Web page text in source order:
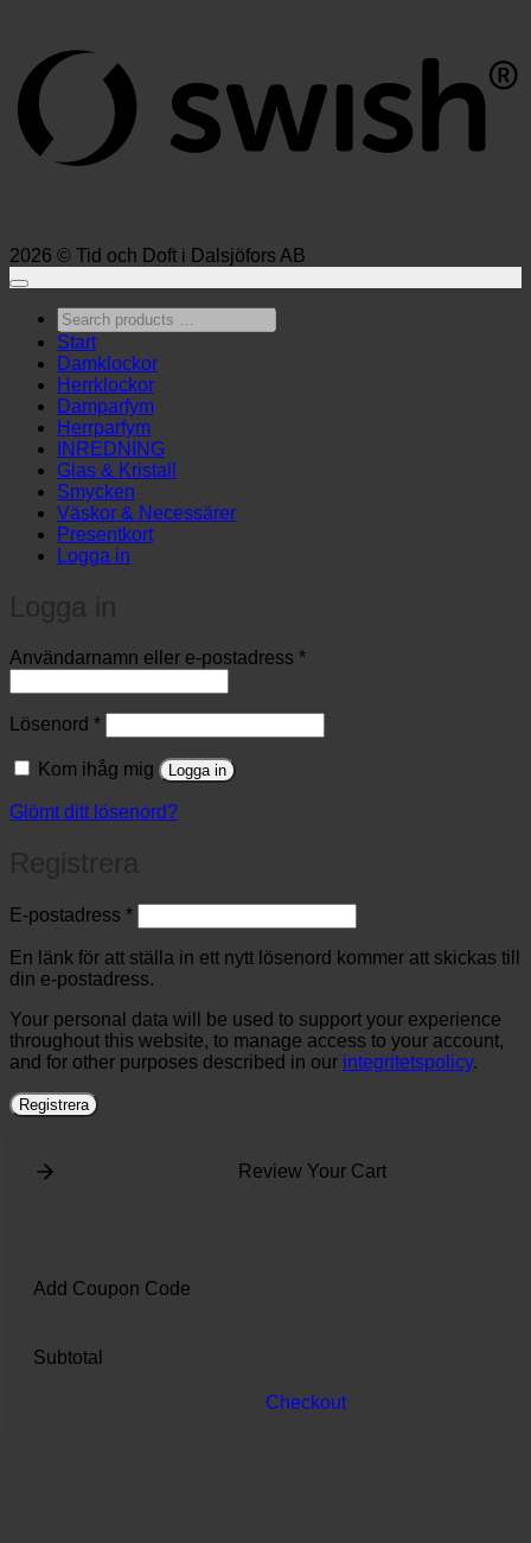
2026 © Tid och Doft i Dalsjöfors AB
Search
products
…
Start
Damklockor
Herrklockor
Damparfym
Herrparfym
INREDNING
Glas & Kristall
Smycken
Väskor & Necessärer
Presentkort
Logga in
Användarnamn eller e-postadress *Obligatoriskt
Lösenord *Obligatoriskt
Kom ihåg mig Logga in
Glömt ditt lösenord?
E-postadress *Obligatoriskt
En länk för att ställa in ett nytt lösenord kommer att skickas till
din e-postadress.
Your personal data will be used to support your experience
throughout this website, to manage access to your account,
and for other purposes described in our integritetspolicy.
Registrera
Review Your Cart
Add Coupon Code
Subtotal
Checkout